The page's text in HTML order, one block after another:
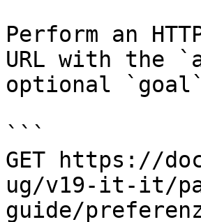
Perform an
URL with the
optional
```
GET https://
ug/v19-it-it/
guide/